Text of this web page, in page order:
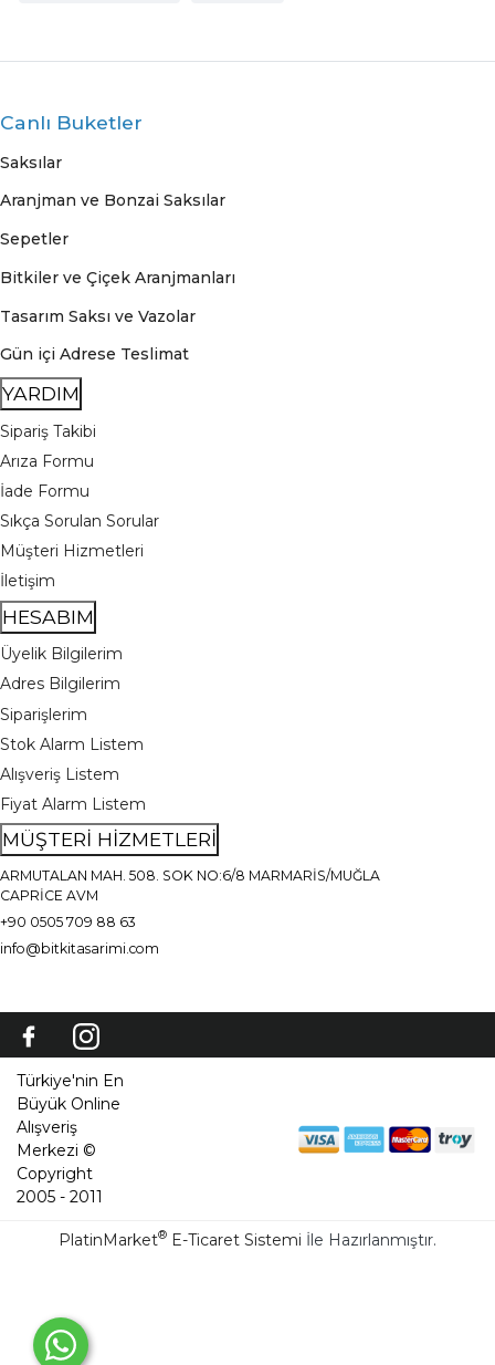
Canlı Buketler
Saksılar
Aranjman ve Bonzai Saksılar
Sepetler
Bitkiler ve Çiçek Aranjmanları
Tasarım Saksı ve Vazolar
Gün içi Adrese Teslimat
YARDIM
Sipariş Takibi
Arıza Formu
İade Formu
Sıkça Sorulan Sorular
Müşteri Hizmetleri
İletişim
HESABIM
Üyelik Bilgilerim
Adres Bilgilerim
Siparişlerim
Stok Alarm Listem
Alışveriş Listem
Fiyat Alarm Listem
MÜŞTERİ HİZMETLERİ
ARMUTALAN MAH. 508. SOK NO:6/8 MARMARİS/MUĞLA
CAPRİCE AVM
+90 0505 709 88 63
info@bitkitasarimi.com
Türkiye'nin En
Büyük Online
Alışveriş
Merkezi ©
Copyright
2005 - 2011
PlatinMarket® E-Ticaret Sistemi İle Hazırlanmıştır.